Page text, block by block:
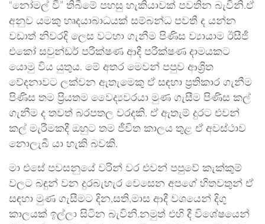
“නෝමල් වී” තිබීමේ පහසු හැකියාවක් පවතින බැවිනි.ඒ
අනුව යමකු හෘදයාබාධයක් සම්බන්ධ පවතී ද යන්න
වඩාත් නිවරදි ලෙස වටහා ගැනීම පිණිස ව්‍යායාම ඊසීජී
එකෝ සවුන්ඩර් පරීක්ෂණ ආදී පරීක්ෂණ දාමයකට
යොමු විය යුතුය. මේ අතර මෙවන් පපුව ආශ්‍රිත
වේදනාවට ලක්වන ඇතැමෙකු ඒ සඳහා ප්‍රතිකාර ගැනීම
පිණිස තම ප්‍රියතම වෛද්‍යවරයා මුණ ගැසීම පිණිස කල්
ගැනීම ද තවත් බරපතල වරදකි. ඒ ඇතැම් දුරට එවන්
කල් මැරීමකදී ඔහුට තම ජීවිත කාලය තුළ ඒ අවස්ථාව
නොලැබී යා හැකි බවකි.
මා එසේ පවසනුයේ වරින් වර එවන් පපුවේ කැක්කුම්
වලට බඳුන් වන දුරබැහැර වෙසෙන අපගේ හිතවතුන් ඒ
සඳහා මුණ ගැසීමට දින,සති,මාස ආදී වශයෙන් දිගු
කාලයක් ඉල්ලා සිටින බැවිනි.නමුත් එහි දී විශේෂයෙන්